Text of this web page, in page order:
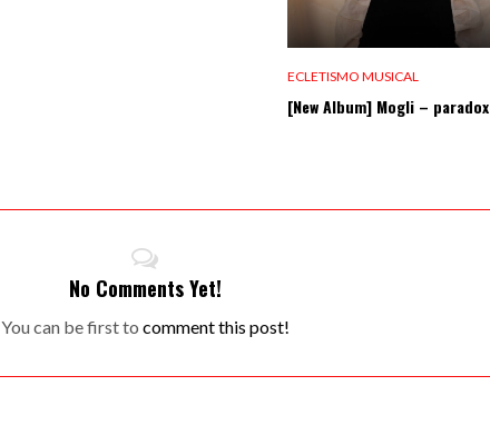
ECLETISMO MUSICAL
[New Album] Mogli – paradox
No Comments Yet!
You can be first to comment this post!